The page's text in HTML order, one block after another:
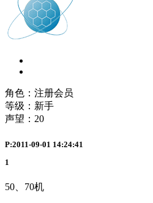
角色：注册会员
等级：新手
声望： 20
P:2011-09-01 14:24:41
1
50、70机